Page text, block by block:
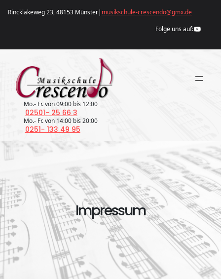
Inhalt
Rincklakeweg 23, 48153 Münster| musikschule-crescendo@gmx.de
Folge uns auf:YouTube
Mo.- Fr. von 09:00 bis 12:00
02501- 25 66 3
Mo.- Fr. von 14:00 bis 20:00
0251- 133 49 95
Impressum